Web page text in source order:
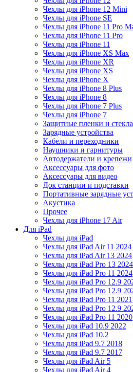
Чехлы для iPhone 12 Mini
Чехлы для iPhone SE
Чехлы для iPhone 11 Pro
Чехлы для iPhone 11 Pro
Чехлы для iPhone 11
Чехлы для iPhone XS Max
Чехлы для iPhone XR
Чехлы для iPhone XS
Чехлы для iPhone X
Чехлы для iPhone 8 Plus
Чехлы для iPhone 8
Чехлы для iPhone 7 Plus
Чехлы для iPhone 7
Защитные пленки и стекла
Зарядные устройства
Кабели и переходники
Наушники и гарнитуры
Автодержатели и крепежи
Аксессуары для фото
Аксессуары для видео
Док станции и подставки
Портативные зарядные
Акустика
Прочее
Чехлы для iPhone 17 Air
Для iPad
Чехлы для iPad
Чехлы для iPad Air 11 2024
Чехлы для iPad Air 13 2024
Чехлы для iPad Pro 13 2024
Чехлы для iPad Pro 11 2024
Чехлы для iPad Pro 12.9
Чехлы для iPad Pro 12.9
Чехлы для iPad Pro 11 2021
Чехлы для iPad Pro 12.9
Чехлы для iPad Pro 11 2020
Чехлы для iPad 10.9 2022
Чехлы для iPad 10.2
Чехлы для iPad 9.7 2018
Чехлы для iPad 9.7 2017
Чехлы для iPad Air 5
Чехлы для iPad Air 4